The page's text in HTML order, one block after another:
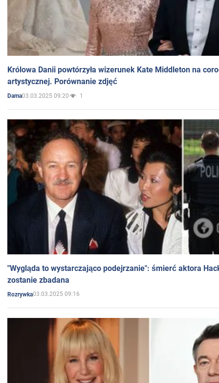
Królowa Danii powtórzyła wizerunek Kate Middleton na
artystycznej. Porównanie zdjęć
Dama03.03.2025 09:20 1
"Wygląda to wystarczająco podejrzanie": śmierć aktora
zostanie zbadana
Rozrywka03.03.2025 09:16